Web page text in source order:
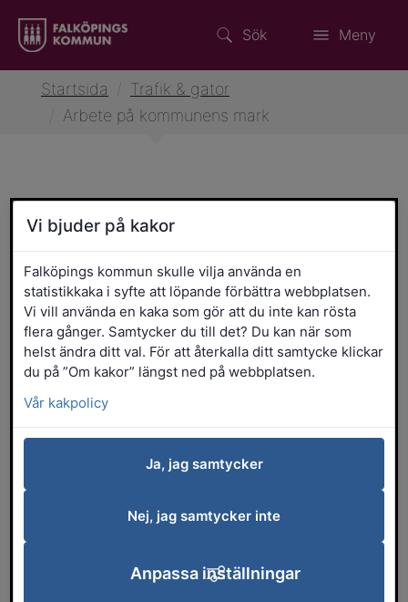
Sök Meny
Startsida
Trafik & gator
Arbete på kommunens mark
Arbete på kommunens mark
Arbete i trafik och ansökan om
TA-plan
Grävning, schaktning och
Uppställningar och upplag
Vi bjuder på kakor
Falköpings kommun skulle vilja använda en
statistikkaka i syfte att löpande förbättra webbplatsen.
Vi vill använda en kaka som gör att du inte kan rösta
flera gånger. Samtycker du till det? Du kan när som
helst ändra ditt val. För att återkalla ditt samtycke klickar
du på ”Om kakor” längst ned på webbplatsen.
Vår kakpolicy
Ja, jag samtycker
Nej, jag samtycker inte
Anpassa inställningar